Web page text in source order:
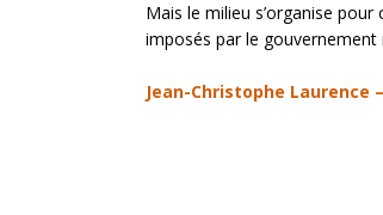
Mais le milieu s’organise
imposés par le
Jean-Christophe Laurence